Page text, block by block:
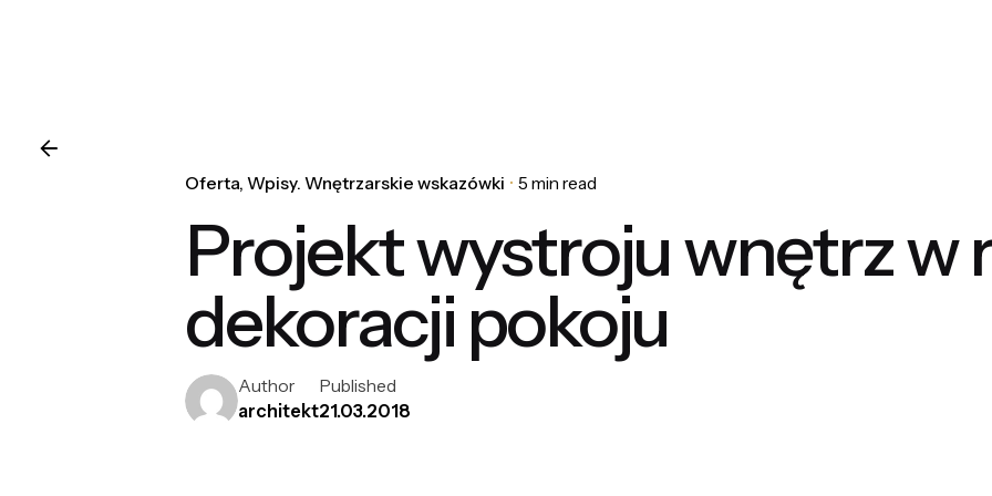
Oferta Wpisy. Wnętrzarskie wskazówki 5 min read
Projekt wystroju wnętrz w
dekoracji pokoju
Author
architekt
Published
21.03.2018